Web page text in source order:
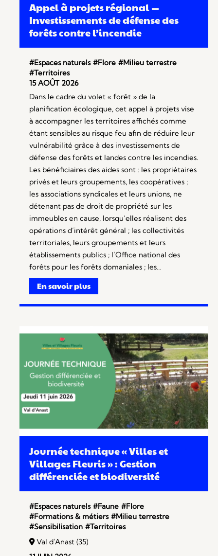
Appel à projets régional —
Investissements de défense des
forêts contre l’incendie
#Espaces naturels #Flore #Milieu terrestre
#Territoires
15 AOÛT 2026
Dans le cadre du volet « forêt » de la
planification écologique, cet appel à projets vise
à accompagner les territoires affichés comme
étant sensibles au risque feu afin de réduire leur
vulnérabilité grâce à des investissements de
défense des forêts et landes contre les incendies.
Les bénéficiaires des aides sont : les propriétaires
privés et leurs groupements, les coopératives ;
les associations syndicales et leurs unions, ne
détenant pas de droit de propriété sur les
immeubles en cause, lorsqu’elles réalisent des
opérations d’intérêt général ; les collectivités
territoriales, leurs groupements et leurs
établissements publics ; l’Office national des
forêts pour les forêts domaniales ; les…
En savoir plus
Journée technique « Villes et
Villages Fleuris » : Gestion
différenciée et biodiversité
#Espaces naturels #Faune #Flore
#Formations & métiers #Milieu terrestre
#Sensibilisation #Territoires
Val d'Anast (35)